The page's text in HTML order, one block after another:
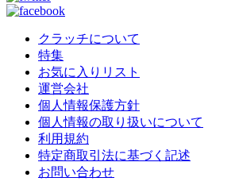
クラッチについて
特集
お気に入りリスト
運営会社
個人情報保護方針
個人情報の取り扱いについて
利用規約
特定商取引法に基づく記述
お問い合わせ